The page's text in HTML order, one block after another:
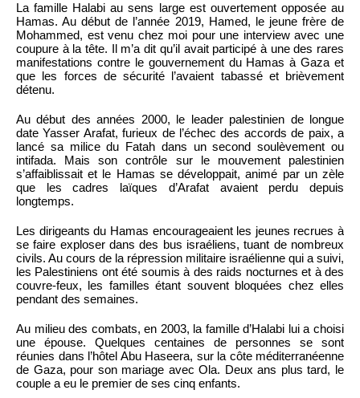
La famille Halabi au sens large est ouvertement opposée au
Hamas. Au début de l’année 2019, Hamed, le jeune frère de
Mohammed, est venu chez moi pour une interview avec une
coupure à la tête. Il m’a dit qu’il avait participé à une des rares
manifestations contre le gouvernement du Hamas à Gaza et
que les forces de sécurité l’avaient tabassé et brièvement
détenu.
Au début des années 2000, le leader palestinien de longue
date Yasser Arafat, furieux de l’échec des accords de paix, a
lancé sa milice du Fatah dans un second soulèvement ou
intifada. Mais son contrôle sur le mouvement palestinien
s’affaiblissait et le Hamas se développait, animé par un zèle
que les cadres laïques d’Arafat avaient perdu depuis
longtemps.
Les dirigeants du Hamas encourageaient les jeunes recrues à
se faire exploser dans des bus israéliens, tuant de nombreux
civils. Au cours de la répression militaire israélienne qui a suivi,
les Palestiniens ont été soumis à des raids nocturnes et à des
couvre-feux, les familles étant souvent bloquées chez elles
pendant des semaines.
Au milieu des combats, en 2003, la famille d’Halabi lui a choisi
une épouse. Quelques centaines de personnes se sont
réunies dans l’hôtel Abu Haseera, sur la côte méditerranéenne
de Gaza, pour son mariage avec Ola. Deux ans plus tard, le
couple a eu le premier de ses cinq enfants.